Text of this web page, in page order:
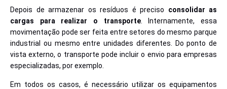
Depois de armazenar os resíduos é preciso consolidar as
cargas para realizar o transporte. Internamente, essa
movimentação pode ser feita entre setores do mesmo parque
industrial ou mesmo entre unidades diferentes. Do ponto de
vista externo, o transporte pode incluir o envio para empresas
especializadas, por exemplo.
Em todos os casos, é necessário utilizar os equipamentos